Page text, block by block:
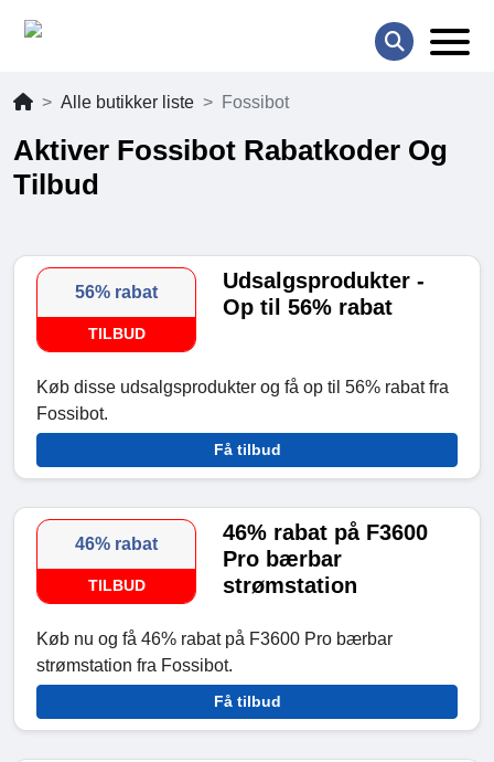
Alle butikker liste Fossibot
Aktiver Fossibot Rabatkoder Og
Tilbud
56% rabat
TILBUD
Udsalgsprodukter -
Op til 56% rabat
Køb disse udsalgsprodukter og få op til 56% rabat fra
Fossibot.
Få tilbud
46% rabat
TILBUD
46% rabat på F3600
Pro bærbar
strømstation
Køb nu og få 46% rabat på F3600 Pro bærbar
strømstation fra Fossibot.
Få tilbud